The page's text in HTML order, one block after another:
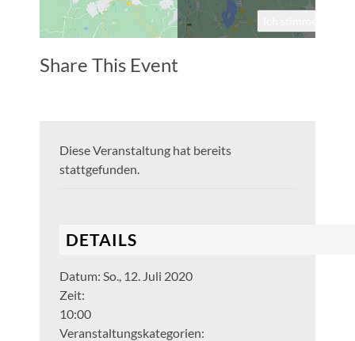
Share This Event
Diese Veranstaltung hat bereits
stattgefunden.
DETAILS
Datum: So., 12. Juli 2020
Zeit:
10:00
Veranstaltungskategorien: